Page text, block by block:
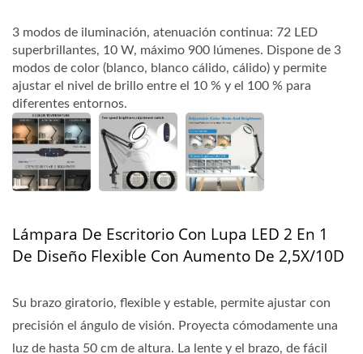
3 modos de iluminación, atenuación continua: 72 LED
superbrillantes, 10 W, máximo 900 lúmenes. Dispone de 3
modos de color (blanco, blanco cálido, cálido) y permite
ajustar el nivel de brillo entre el 10 % y el 100 % para
diferentes entornos.
Lámpara De Escritorio Con Lupa LED 2 En 1
De Diseño Flexible Con Aumento De 2,5X/10D
Su brazo giratorio, flexible y estable, permite ajustar con
precisión el ángulo de visión. Proyecta cómodamente una
luz de hasta 50 cm de altura. La lente y el brazo, de fácil